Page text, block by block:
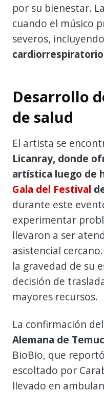
por su bienestar.
cuando el músico
severos, incluyendo
Desarrollo
de salud
El artista se
Licanray, donde
artística luego de
Gala del Festival
durante este
experimentar
llevaron a ser
asistencial
la gravedad de su
decisión de
mayores recursos.
La confirmación
Alemana de
BioBio, que
escoltado por
llevado en